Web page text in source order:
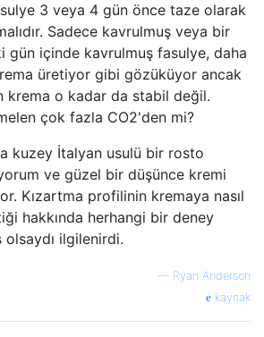
3 veya 4 gün önce taze olarak
Sadece kavrulmuş veya bir
gün içinde kavrulmuş fasulye, daha
üretiyor gibi gözüküyor ancak
krema o kadar da stabil değil.
çok fazla CO2'den mi?
kuzey İtalyan usulü bir rosto
ve güzel bir düşünce kremi
Kızartma profilinin kremaya nasıl
hakkında herhangi bir deney
olsaydı ilgilenirdi.
— Ryan Anderson
kaynak